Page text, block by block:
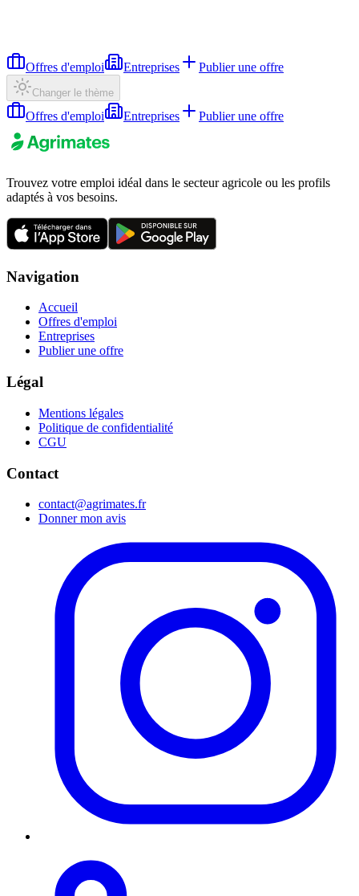
Offres d'emploi Entreprises Publier une offre
Changer le thème
Offres d'emploi Entreprises Publier une offre
Trouvez votre emploi idéal dans le secteur agricole ou les profils
adaptés à vos besoins.
Navigation
Accueil
Offres d'emploi
Entreprises
Publier une offre
Légal
Mentions légales
Politique de confidentialité
CGU
Contact
contact@agrimates.fr
Donner mon avis